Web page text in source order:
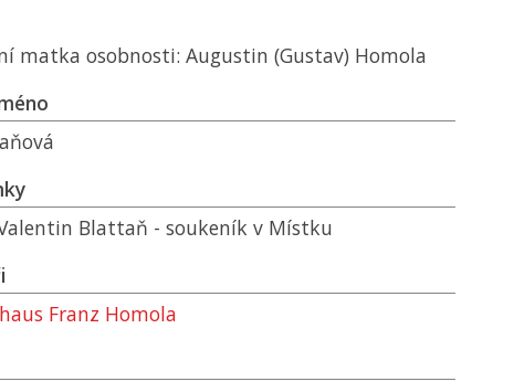
matka osobnosti: Augustin (Gustav) Homola
Blattaň - soukeník v Místku
Franz Homola